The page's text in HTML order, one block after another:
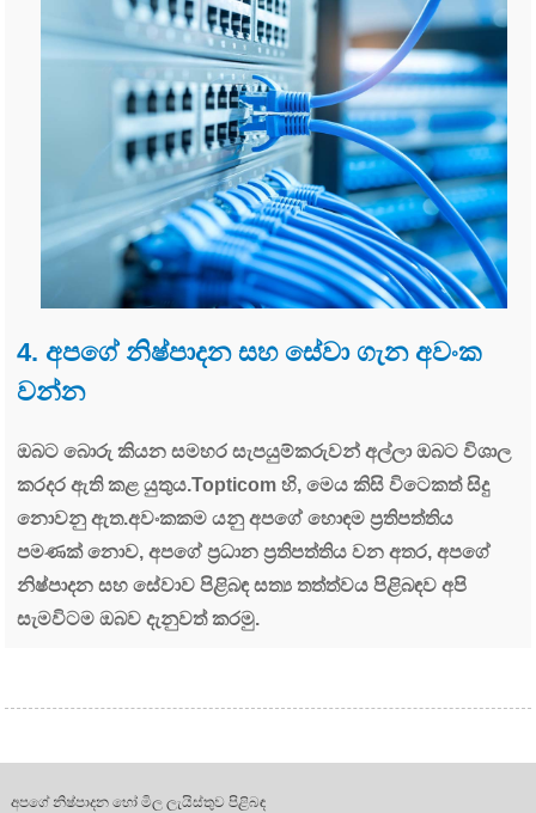
4. අපගේ නිෂ්පාදන සහ සේවා ගැන අවංක
වන්න
ඔබට බොරු කියන සමහර සැපයුම්කරුවන් අල්ලා ඔබට විශාල
කරදර ඇති කළ යුතුය.Topticom හි, මෙය කිසි විටෙකත් සිදු
නොවනු ඇත.අවංකකම යනු අපගේ හොඳම ප්‍රතිපත්තිය
පමණක් නොව, අපගේ ප්‍රධාන ප්‍රතිපත්තිය වන අතර, අපගේ
නිෂ්පාදන සහ සේවාව පිළිබඳ සත්‍ය තත්ත්වය පිළිබඳව අපි
සැමවිටම ඔබව දැනුවත් කරමු.
අපගේ නිෂ්පාදන හෝ මිල ලැයිස්තුව පිළිබඳ